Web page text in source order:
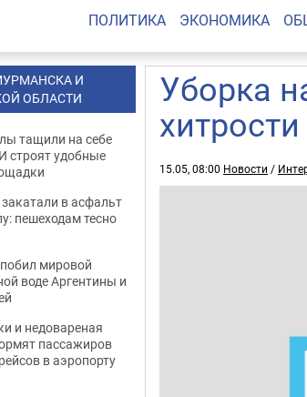
ПОЛИТИКА ЭКОНОМИКА
Уборка
15.05, 08:00 Новости /
И
ОБЛАСТИ
тащили на себе
строят удобные
в асфальт
пешеходам тесно
мировой
воде Аргентины и
и недовареная
пассажиров
в аэропорту